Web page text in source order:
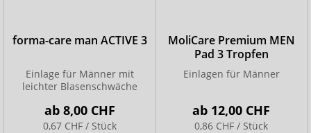
forma-care man ACTIVE 3
Einlage für Männer mit
leichter Blasenschwäche
ab 8,00 CHF
0,67 CHF / Stück
MoliCare Premium MEN
Pad 3 Tropfen
Einlagen für Männer
ab 12,00 CHF
0,86 CHF / Stück